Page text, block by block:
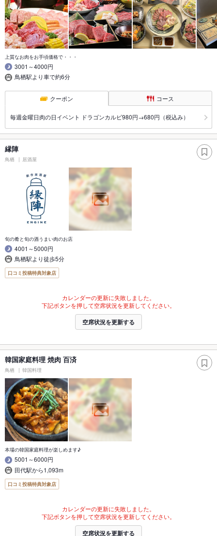
上質なお肉をお手頃価格で・・・
3001～4000円
鳥栖駅より車で約6分
クーポン コース
毎週金曜日肉の日イベント ドラゴンカルビ980円→680円（税込み）
縁陣
鳥栖 居酒屋
旬の肴と旬の酒うまい肉のお店
4001～5000円
鳥栖駅より徒歩5分
口コミ投稿特典対象店
カレンダーの更新に失敗しました。
下記ボタンを押して空席状況を更新してください。
空席状況を更新する
韓国家庭料理 焼肉 百済
鳥栖 韓国料理
本場の韓国家庭料理が楽しめます♪
5001～6000円
田代駅から1,093m
口コミ投稿特典対象店
カレンダーの更新に失敗しました。
下記ボタンを押して空席状況を更新してください。
空席状況を更新する